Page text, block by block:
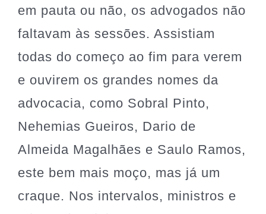
em pauta ou não, os advogados não
faltavam às sessões. Assistiam
todas do começo ao fim para verem
e ouvirem os grandes nomes da
advocacia, como Sobral Pinto,
Nehemias Gueiros, Dario de
Almeida Magalhães e Saulo Ramos,
este bem mais moço, mas já um
craque. Nos intervalos, ministros e